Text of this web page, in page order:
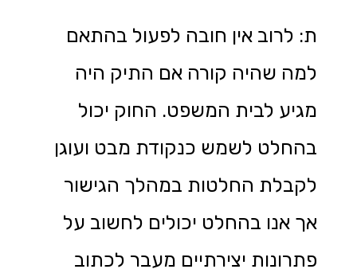
ת: לרוב אין חובה לפעול בהתאם
למה שהיה קורה אם התיק היה
מגיע לבית המשפט. החוק יכול
בהחלט לשמש כנקודת מבט ועוגן
לקבלת החלטות במהלך הגישור
אך אנו בהחלט יכולים לחשוב על
פתרונות יצירתיים מעבר לכתוב